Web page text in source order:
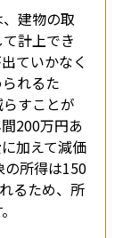
建物の取
計上でき
ていかなく
れるた
すことが
200万円あ
加えて減価
の所得は150
るため、所